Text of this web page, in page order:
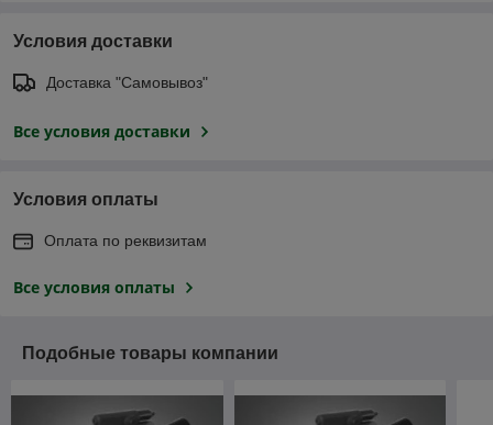
Условия доставки
Доставка "Самовывоз"
Все условия доставки
Условия оплаты
Оплата по реквизитам
Все условия оплаты
Подобные товары компании